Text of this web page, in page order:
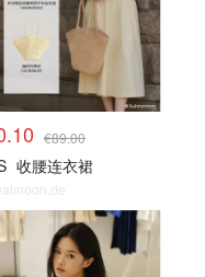
€89.00
收腰连衣裙